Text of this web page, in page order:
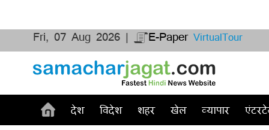
Fri, 07 Aug 2026 | E-Paper VirtualTour
देश विदेश शहर खेल व्यापार